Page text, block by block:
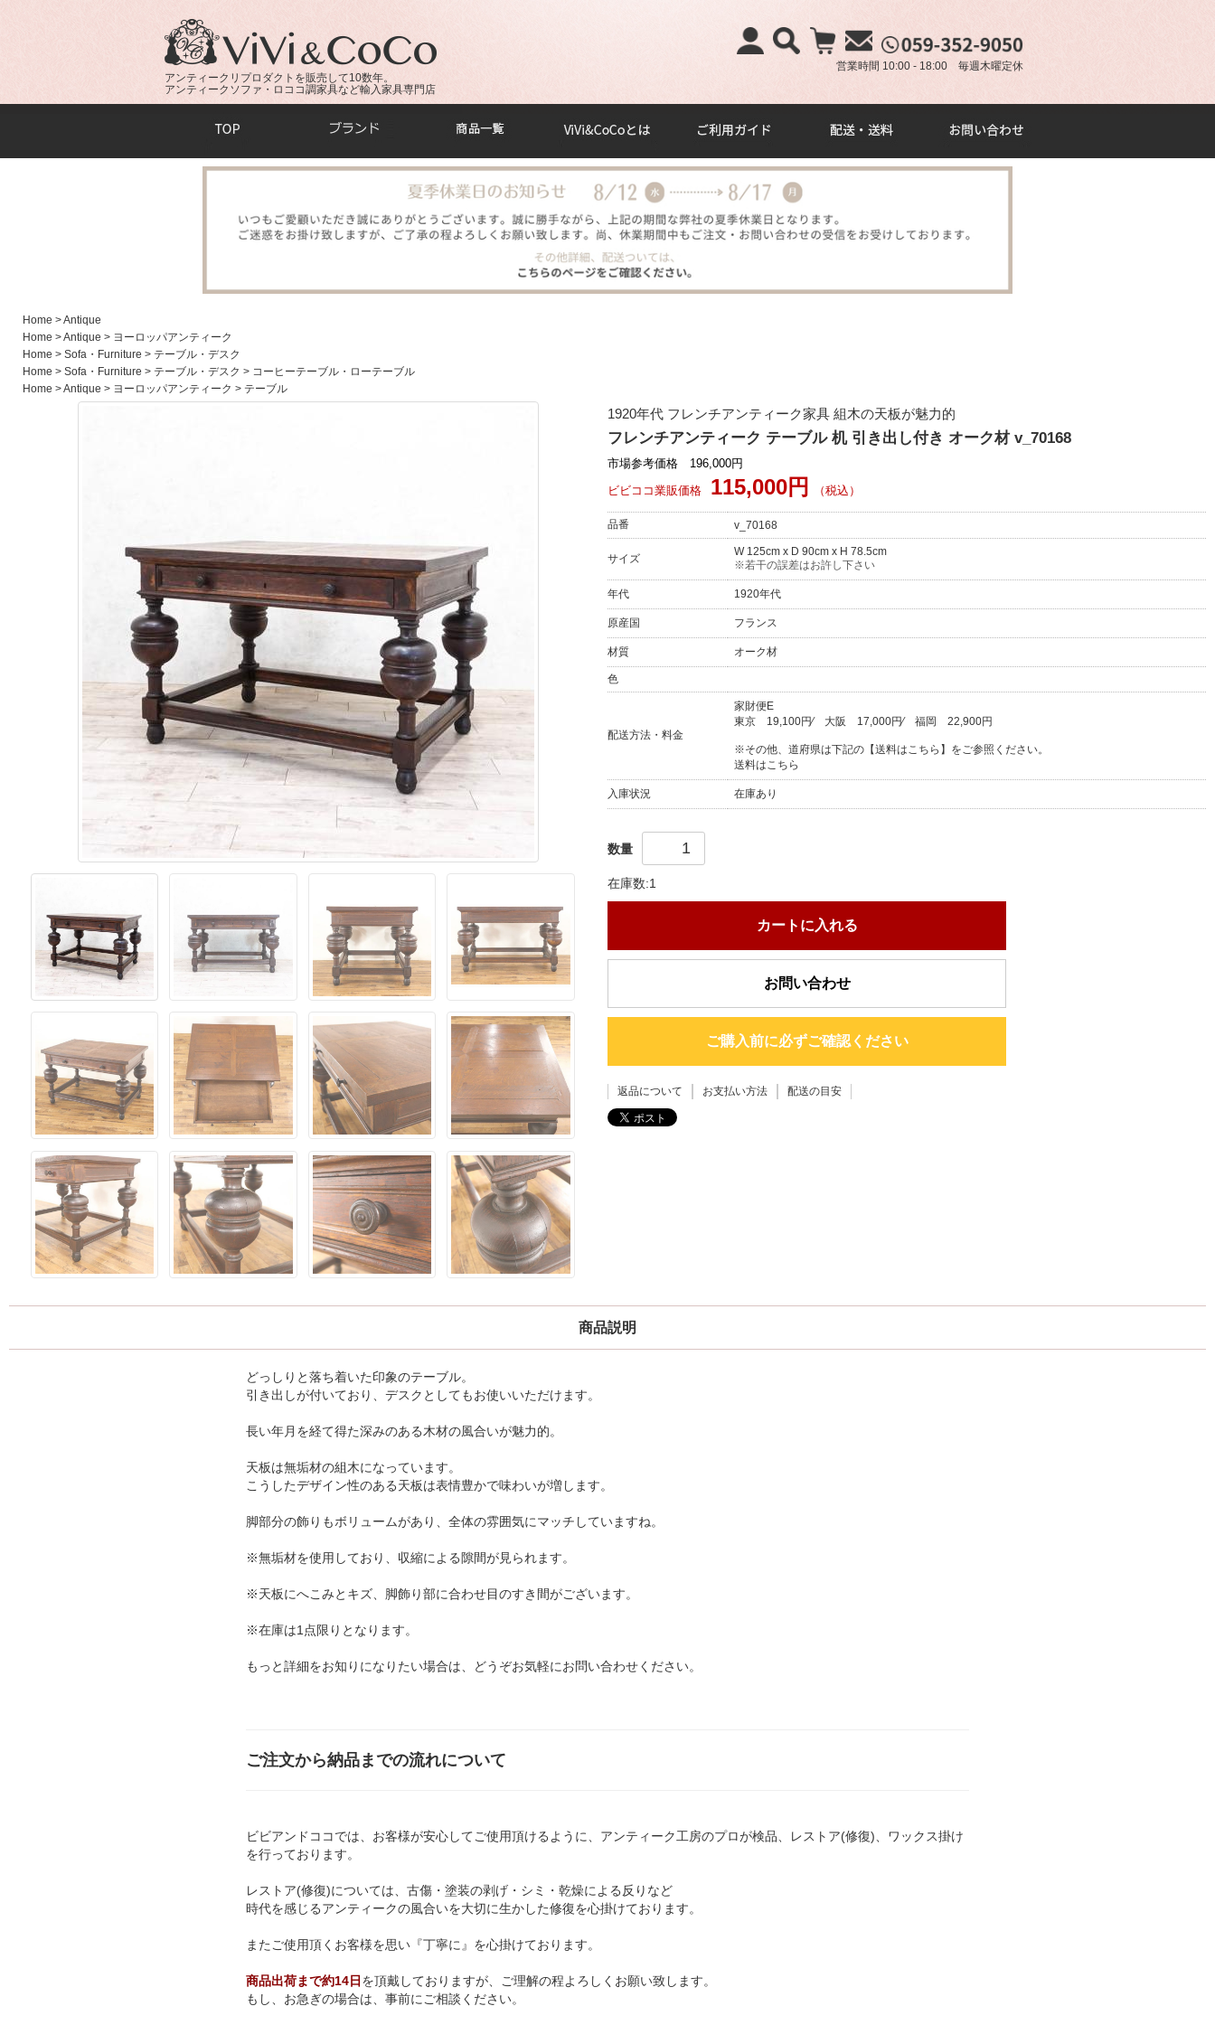
アンティークリプロダクトを販売して10数年。
アンティークソファ・ロココ調家具など輸入家具専門店
営業時間 10:00 - 18:00 毎週木曜定休
Home > Antique
Home > Antique > ヨーロッパアンティーク
Home > Sofa・Furniture > テーブル・デスク
Home > Sofa・Furniture > テーブル・デスク > コーヒーテーブル・ローテーブル
Home > Antique > ヨーロッパアンティーク > テーブル
1920年代 フレンチアンティーク家具 組木の天板が魅力的
フレンチアンティーク テーブル 机 引き出し付き オーク材 v_70168
市場参考価格 196,000円
ビビココ業販価格
115,000円 （税込）
品番 v_70168
サイズ
W 125cm x D 90cm x H 78.5cm
※若干の誤差はお許し下さい
年代 1920年代
原産国 フランス
材質 オーク材
色
配送方法・料金
家財便E
東京
19,100円⁄ 大阪 17,000円⁄ 福岡 22,900円
※その他、道府県は下記の【送料はこちら】をご参照ください。
送料はこちら
入庫状況 在庫あり
数量
在庫数:1
カートに入れる
お問い合わせ
ご購入前に必ずご確認ください
返品について お支払い方法 配送の目安
商品説明
どっしりと落ち着いた印象のテーブル。
引き出しが付いており、デスクとしてもお使いいただけます。
長い年月を経て得た深みのある木材の風合いが魅力的。
天板は無垢材の組木になっています。
こうしたデザイン性のある天板は表情豊かで味わいが増します。
脚部分の飾りもボリュームがあり、全体の雰囲気にマッチしていますね。
※無垢材を使用しており、収縮による隙間が見られます。
※天板にへこみとキズ、脚飾り部に合わせ目のすき間がございます。
※在庫は1点限りとなります。
もっと詳細をお知りになりたい場合は、どうぞお気軽にお問い合わせください。
ご注文から納品までの流れについて
ビビアンドココでは、お客様が安心してご使用頂けるように、アンティーク工房のプロが検品、レストア(修復)、ワックス掛け
を行っております。
レストア(修復)については、古傷・塗装の剥げ・シミ・乾燥による反りなど
時代を感じるアンティークの風合いを大切に生かした修復を心掛けております。
またご使用頂くお客様を思い『丁寧に』を心掛けております。
商品出荷まで約14日 を頂戴しておりますが、ご理解の程よろしくお願い致します。
もし、お急ぎの場合は、事前にご相談ください。
×